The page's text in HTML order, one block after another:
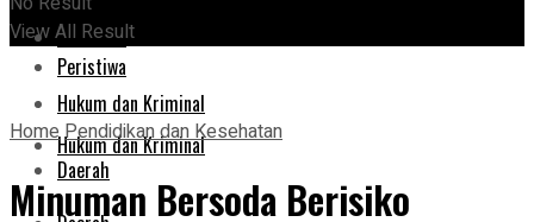
Peristiwa
Hukum dan Kriminal
Daerah
Peristiwa
Hukum dan Kriminal
View All Result
HomePendidikan dan Kesehatan
Minuman Bersoda Berisiko